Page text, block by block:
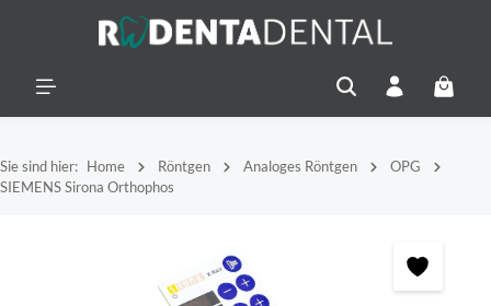
Sie sind hier: Home Röntgen Analoges Röntgen
OPG
SIEMENS Sirona Orthophos